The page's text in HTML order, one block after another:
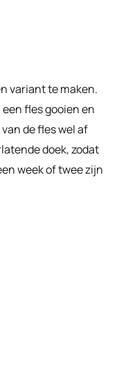
variant te maken.
fles gooien en
de fles wel af
doek, zodat
week of twee zijn